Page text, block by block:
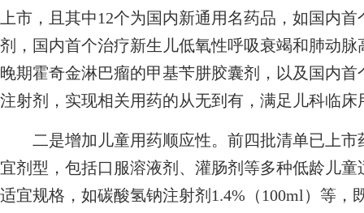
上市，且其中12个为国内新通用名药品，如国内
剂，国内首个治疗新生儿低氧性呼吸衰竭和肺动
晚期霍奇金淋巴瘤的甲基苄肼胶囊剂，以及国内
注射剂，实现相关用药的从无到有，满足儿科临床
二是增加儿童用药顺应性。前四批清单已上市
宜剂型，包括口服溶液剂、灌肠剂等多种低龄儿
适宜规格，如碳酸氢钠注射剂1.4%（100ml）等